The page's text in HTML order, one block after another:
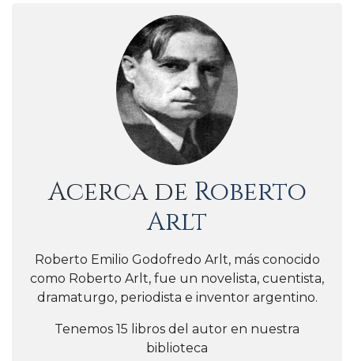
Acerca de Roberto
Arlt
Roberto Emilio Godofredo Arlt, más conocido
como Roberto Arlt, fue un novelista, cuentista,
dramaturgo, periodista e inventor argentino.
Tenemos 15 libros del autor en nuestra
biblioteca